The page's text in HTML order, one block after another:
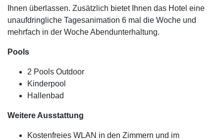
Ihnen überlassen. Zusätzlich bietet Ihnen das Hotel eine
unaufdringliche Tagesanimation 6 mal die Woche und
mehrfach in der Woche Abendunterhaltung.
Pools
2 Pools Outdoor
Kinderpool
Hallenbad
Weitere Ausstattung
Kostenfreies WLAN in den Zimmern und im